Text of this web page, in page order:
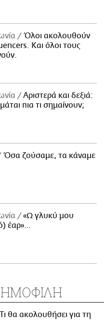
Όλοι ακολουθούν
Και όλοι τους
Αριστερά και δεξιά:
πια τι σημαίνουν;
Όσα ζούσαμε, τα κάναμε
«Ω γλυκύ μου
έαρ»…
θα ακολουθήσει για τη